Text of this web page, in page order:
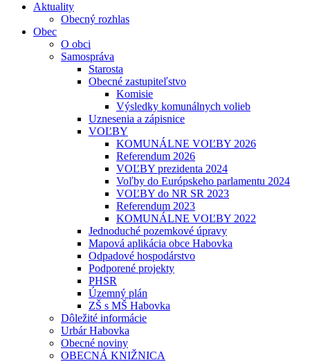
Aktuality
Obecný rozhlas
Obec
O obci
Samospráva
Starosta
Obecné zastupiteľstvo
Komisie
Výsledky komunálnych volieb
Uznesenia a zápisnice
VOĽBY
KOMUNÁLNE VOĽBY 2026
Referendum 2026
VOĽBY prezidenta 2024
Voľby do Európskeho parlamentu 2024
VOĽBY do NR SR 2023
Referendum 2023
KOMUNÁLNE VOĽBY 2022
Jednoduché pozemkové úpravy
Mapová aplikácia obce Habovka
Odpadové hospodárstvo
Podporené projekty
PHSR
Územný plán
ZŠ s MŠ Habovka
Dôležité informácie
Urbár Habovka
Obecné noviny
OBECNÁ KNIŽNICA